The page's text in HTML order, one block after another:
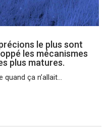
le plus sont
les mécanismes
plus matures.
ça n’allait...